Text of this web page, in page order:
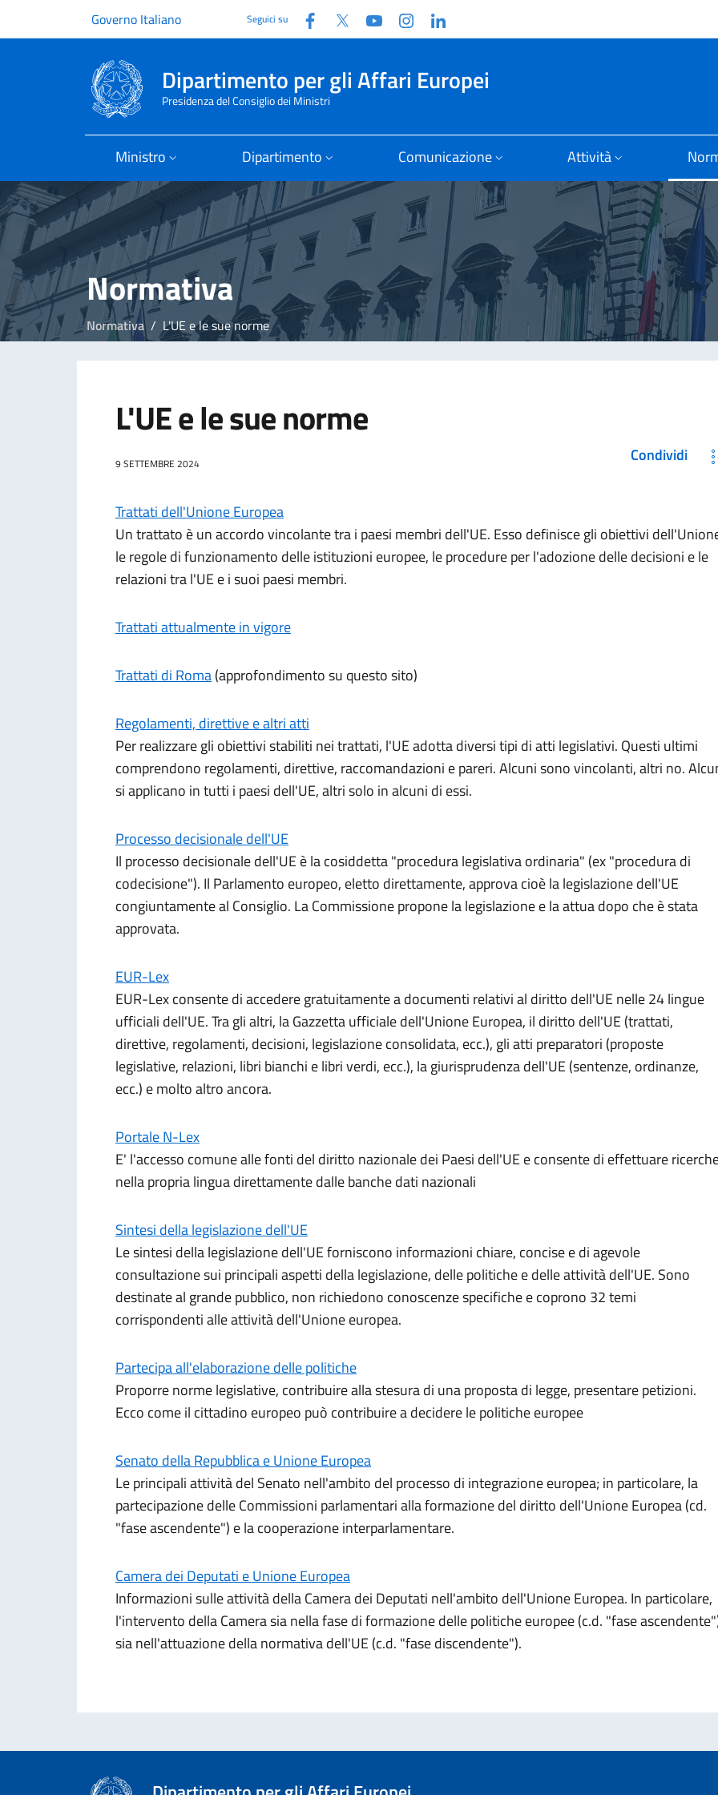
Governo Italiano Seguici su Facebook
Twitter YouTubeInstagram
Dipartimento per gli Affari Europei
Presidenza del Consiglio dei Ministri
Ministro Dipartimento Comunicazione Attività
Normativa
Normativa L'UE e le sue norme
L'UE e le sue norme
9 SETTEMBRE 2024 Condividi
Trattati dell'Unione Europea
Un trattato è un accordo vincolante tra i paesi membri dell'UE. Esso definisce gli obiettivi
le regole di funzionamento delle istituzioni europee, le procedure per l'adozione delle decisioni e le
relazioni tra l'UE e i suoi paesi membri.
Trattati attualmente in vigore
Trattati di Roma(approfondimento su questo sito)
Regolamenti, direttive e altri atti
Per realizzare gli obiettivi stabiliti nei trattati, l'UE adotta diversi tipi di atti legislativi. Questi ultimi
comprendono regolamenti, direttive, raccomandazioni e pareri. Alcuni sono vincolanti, altri no.
si applicano in tutti i paesi dell'UE, altri solo in alcuni di essi.
Processo decisionale dell'UE
Il processo decisionale dell'UE è la cosiddetta "procedura legislativa ordinaria" (ex "procedura di
codecisione"). Il Parlamento europeo, eletto direttamente, approva cioè la legislazione dell'UE
congiuntamente al Consiglio. La Commissione propone la legislazione e la attua dopo che è stata
approvata.
EUR-Lex
EUR-Lex consente di accedere gratuitamente a documenti relativi al diritto dell'UE nelle 24 lingue
ufficiali dell'UE. Tra gli altri, la Gazzetta ufficiale dell'Unione Europea, il diritto dell'UE (trattati,
direttive, regolamenti, decisioni, legislazione consolidata, ecc.), gli atti preparatori (proposte
legislative, relazioni, libri bianchi e libri verdi, ecc.), la giurisprudenza dell'UE (sentenze, ordinanze,
ecc.) e molto altro ancora.
Portale N-Lex
E' l'accesso comune alle fonti del diritto nazionale dei Paesi dell'UE e consente di effettuare
nella propria lingua direttamente dalle banche dati nazionali
Sintesi della legislazione dell'UE
Le sintesi della legislazione dell'UE forniscono informazioni chiare, concise e di agevole
consultazione sui principali aspetti della legislazione, delle politiche e delle attività dell'UE. Sono
destinate al grande pubblico, non richiedono conoscenze specifiche e coprono 32 temi
corrispondenti alle attività dell'Unione europea.
Partecipa all'elaborazione delle politiche
Proporre norme legislative, contribuire alla stesura di una proposta di legge, presentare petizioni.
Ecco come il cittadino europeo può contribuire a decidere le politiche europee
Senato della Repubblica e Unione Europea
Le principali attività del Senato nell'ambito del processo di integrazione europea; in particolare, la
partecipazione delle Commissioni parlamentari alla formazione del diritto dell'Unione Europea (cd.
"fase ascendente") e la cooperazione interparlamentare.
Camera dei Deputati e Unione Europea
Informazioni sulle attività della Camera dei Deputati nell'ambito dell'Unione Europea. In particolare,
l'intervento della Camera sia nella fase di formazione delle politiche europee (c.d. "fase
sia nell'attuazione della normativa dell'UE (c.d. "fase discendente").